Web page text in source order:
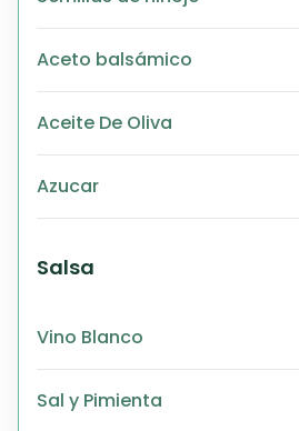
Aceto balsámico
Aceite De Oliva
Azucar
Salsa
Vino Blanco
Sal y Pimienta